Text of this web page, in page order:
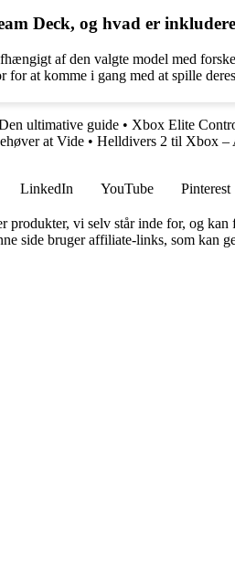
Deck, og hvad er
af den valgte model med
for at komme i gang med at spille
ultimative guide • Xbox Elite
at Vide • Helldivers 2 til Xbox –
LinkedIn YouTube Pinterest
produkter, vi selv står inde for, og kan
side bruger affiliate-links, som kan